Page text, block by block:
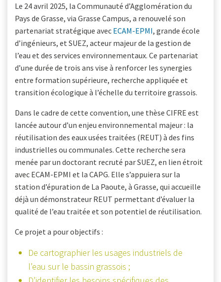
Le 24 avril 2025, la Communauté d’Agglomération du
Pays de Grasse, via Grasse Campus, a renouvelé son
partenariat stratégique avec ECAM-EPMI, grande école
d’ingénieurs, et SUEZ, acteur majeur de la gestion de
l’eau et des services environnementaux. Ce partenariat
d’une durée de trois ans vise à renforcer les synergies
entre formation supérieure, recherche appliquée et
transition écologique à l’échelle du territoire grassois.
Dans le cadre de cette convention, une thèse CIFRE est
lancée autour d’un enjeu environnemental majeur : la
réutilisation des eaux usées traitées (REUT) à des fins
industrielles ou communales. Cette recherche sera
menée par un doctorant recruté par SUEZ, en lien étroit
avec ECAM-EPMI et la CAPG. Elle s’appuiera sur la
station d’épuration de La Paoute, à Grasse, qui accueille
déjà un démonstrateur REUT permettant d’évaluer la
qualité de l’eau traitée et son potentiel de réutilisation.
Ce projet a pour objectifs :
De cartographier les usages industriels de
l’eau sur le bassin grassois ;